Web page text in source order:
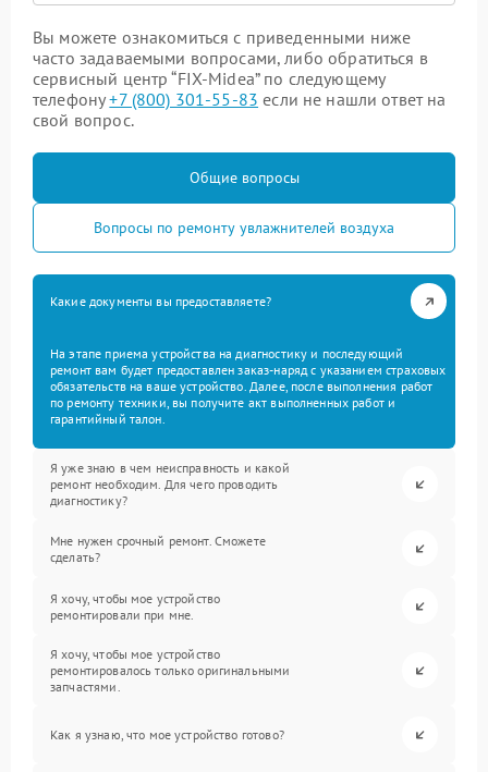
Вы можете ознакомиться с приведенными ниже
часто задаваемыми вопросами, либо обратиться в
сервисный центр “FIX-Midea” по следующему
телефону+7 (800) 301-55-83 если не нашли ответ на
свой вопрос.
Общие вопросы
Вопросы по ремонту увлажнителей воздуха
Какие документы вы предоставляете?
На этапе приема устройства на диагностику и последующий
ремонт вам будет предоставлен заказ-наряд с указанием страховых
обязательств на ваше устройство. Далее, после выполнения работ
по ремонту техники, вы получите акт выполненных работ и
гарантийный талон.
Я уже знаю в чем неисправность и какой
ремонт необходим. Для чего проводить
диагностику?
Мне нужен срочный ремонт. Сможете
сделать?
Я хочу, чтобы мое устройство
ремонтировали при мне.
Я хочу, чтобы мое устройство
ремонтировалось только оригинальными
запчастями.
Как я узнаю, что мое устройство готово?